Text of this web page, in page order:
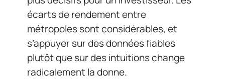
écarts de rendement entre
métropoles sont considérables, et
s’appuyer sur des données fiables
plutôt que sur des intuitions change
radicalement la donne.